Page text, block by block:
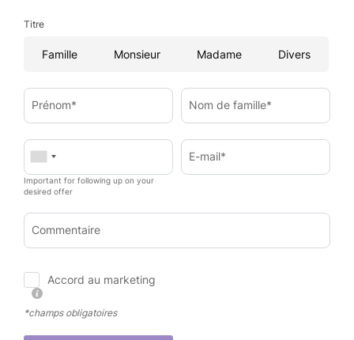
Titre
Famille Monsieur Madame Divers
Prénom* Nom de famille*
Important for following up on your
desired offer
E-mail*
Commentaire
Accord au marketing
*champs obligatoires